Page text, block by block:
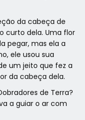
da cabeça de
curto dela. Uma flor
pegar, mas ela a
ele usou sua
um jeito que fez a
da cabeça dela.
de Terra?
a guiar o ar com